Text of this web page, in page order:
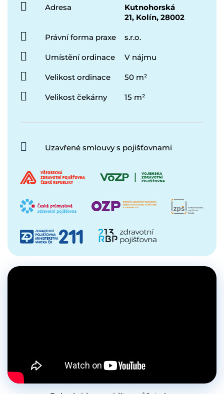
Adresa
Kutnohorská
21, Kolín, 28002
Právní forma praxe s.r.o.
Umístění ordinace V nájmu
Velikost ordinace 50 m²
Velikost čekárny 15 m²
Uzavřené smlouvy s pojišťovnami